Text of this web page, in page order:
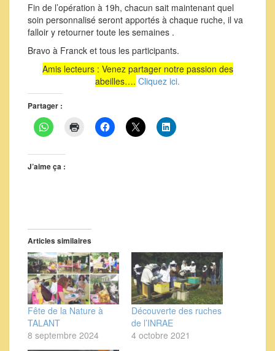
Fin de l’opération à 19h, chacun sait maintenant quel
soin personnalisé seront apportés à chaque ruche, il va
falloir y retourner toute les semaines .
Bravo à Franck et tous les participants.
Amis lecteurs : Venez partager notre passion des
abeilles…. Cliquez ici.
Partager :
J’aime ça :
Articles similaires
Fête de la Nature à
TALANT
8 septembre 2024
Découverte des ruches
de l’INRAE
4 octobre 2021